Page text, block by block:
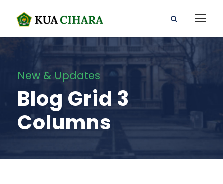
New & Updates
Blog Grid 3
Columns